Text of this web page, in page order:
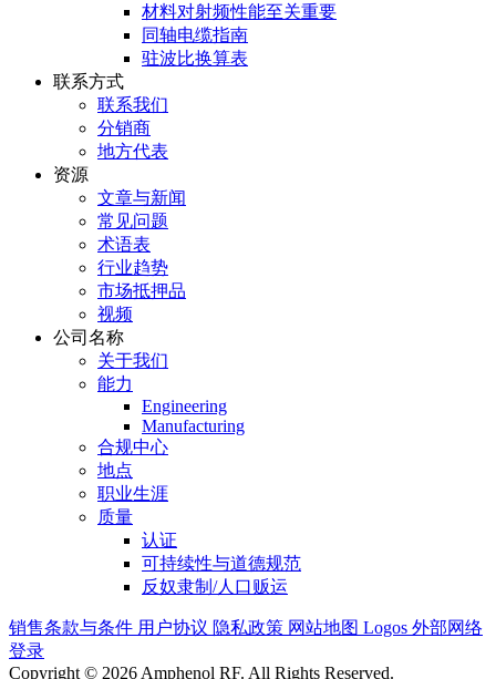
材料对射频性能至关重要
同轴电缆指南
驻波比换算表
联系方式
联系我们
分销商
地方代表
资源
文章与新闻
常见问题
术语表
行业趋势
市场抵押品
视频
公司名称
关于我们
能力
Engineering
Manufacturing
合规中心
地点
职业生涯
质量
认证
可持续性与道德规范
反奴隶制/人口贩运
销售条款与条件 用户协议 隐私政策 网站地图 Logos 外部网络
登录
Copyright © 2026 Amphenol RF. All Rights Reserved.